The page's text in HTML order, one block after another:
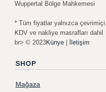
Wuppertal Bölge Mahkemesi
* Tüm fiyatlar yalnızca
KDV ve nakliye masrafları dahil
br> © 2023Künye | İletişim
SHOP
Mağaza